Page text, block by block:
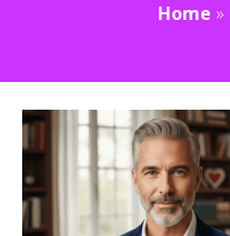
Home »